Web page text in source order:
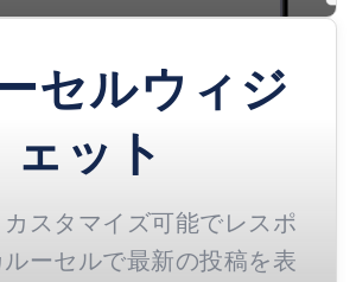
セルウィジ
ェット
スタマイズ可能でレスポ
ーセルで最新の投稿を表